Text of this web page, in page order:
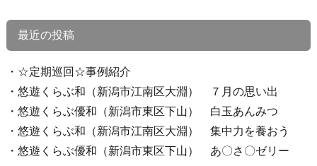
最近の投稿
☆定期巡回☆事例紹介
悠遊くらぶ和（新潟市江南区大淵） ７月の思い出
悠遊くらぶ優和（新潟市東区下山） 白玉あんみつ
悠遊くらぶ和（新潟市江南区大淵） 集中力を養おう
悠遊くらぶ優和（新潟市東区下山） あ〇さ〇ゼリー